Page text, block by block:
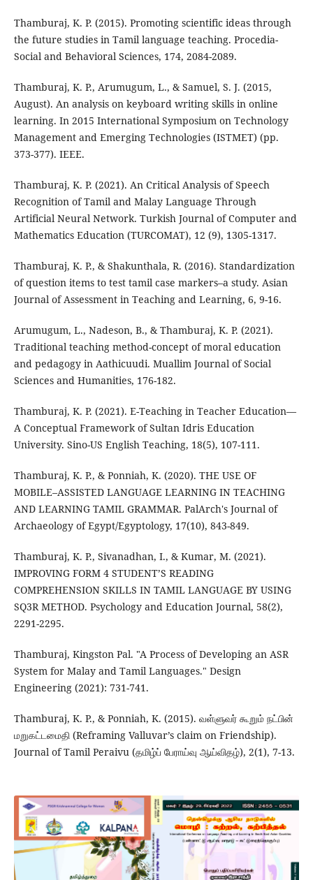
Thamburaj, K. P. (2015). Promoting scientific ideas through
the future studies in Tamil language teaching. Procedia-
Social and Behavioral Sciences, 174, 2084-2089.
Thamburaj, K. P., Arumugum, L., & Samuel, S. J. (2015,
August). An analysis on keyboard writing skills in online
learning. In 2015 International Symposium on Technology
Management and Emerging Technologies (ISTMET) (pp.
373-377). IEEE.
Thamburaj, K. P. (2021). An Critical Analysis of Speech
Recognition of Tamil and Malay Language Through
Artificial Neural Network. Turkish Journal of Computer and
Mathematics Education (TURCOMAT), 12 (9), 1305-1317.
Thamburaj, K. P., & Shakunthala, R. (2016). Standardization
of question items to test tamil case markers–a study. Asian
Journal of Assessment in Teaching and Learning, 6, 9-16.
Arumugum, L., Nadeson, B., & Thamburaj, K. P. (2021).
Traditional teaching method-concept of moral education
and pedagogy in Aathicuudi. Muallim Journal of Social
Sciences and Humanities, 176-182.
Thamburaj, K. P. (2021). E-Teaching in Teacher Education—
A Conceptual Framework of Sultan Idris Education
University. Sino-US English Teaching, 18(5), 107-111.
Thamburaj, K. P., & Ponniah, K. (2020). THE USE OF
MOBILE–ASSISTED LANGUAGE LEARNING IN TEACHING
AND LEARNING TAMIL GRAMMAR. PalArch's Journal of
Archaeology of Egypt/Egyptology, 17(10), 843-849.
Thamburaj, K. P., Sivanadhan, I., & Kumar, M. (2021).
IMPROVING FORM 4 STUDENT’S READING
COMPREHENSION SKILLS IN TAMIL LANGUAGE BY USING
SQ3R METHOD. Psychology and Education Journal, 58(2),
2291-2295.
Thamburaj, Kingston Pal. "A Process of Developing an ASR
System for Malay and Tamil Languages." Design
Engineering (2021): 731-741.
Thamburaj, K. P., & Ponniah, K. (2015). வள்ளுவர் கூறும் நட்பின்
மறுகட்டமைதி (Reframing Valluvar’s claim on Friendship).
Journal of Tamil Peraivu (தமிழ்ப் பேராய்வு ஆய்விதழ்), 2(1), 7-13.